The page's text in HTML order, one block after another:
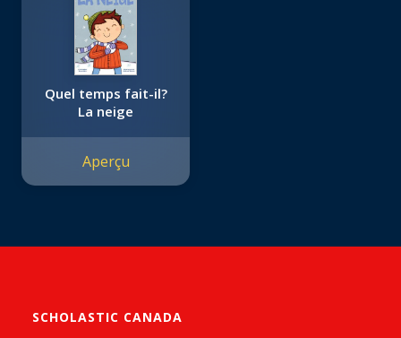
Quel temps fait-il?
La neige
Aperçu
SCHOLASTIC CANADA